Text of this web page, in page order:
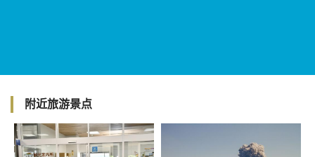
附近旅游景点